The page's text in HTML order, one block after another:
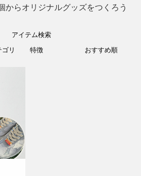
からオリジナルグッズをつくろう
アイテム検索